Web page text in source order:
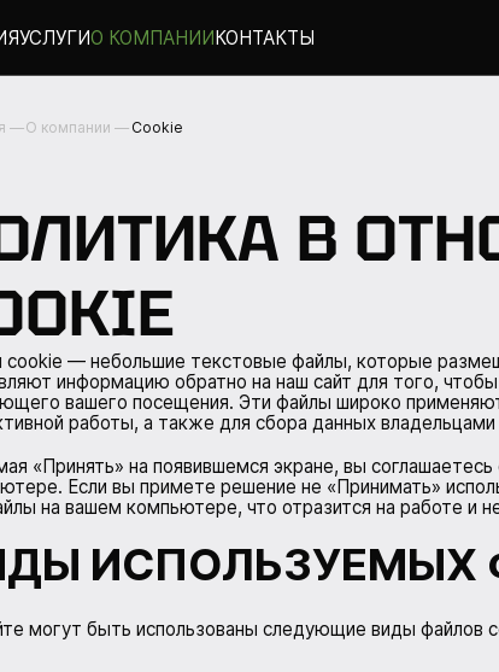
УСЛУГИО КОМПАНИИКОНТАКТЫ
О компании Cookie
В
сookie — небольшие текстовые файлы, которые
информацию обратно на наш сайт для того,
вашего посещения. Эти файлы широко
работы, а также для сбора данных владельцами
«Принять» на появившемся экране, вы
Если вы примете решение не «Принимать»
на вашем компьютере, что отразится на работе и
ИСПОЛЬЗУЕМЫХ
могут быть использованы следующие виды файлов